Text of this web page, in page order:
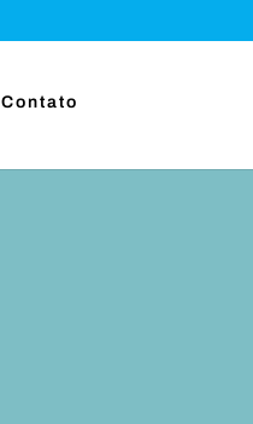
Contato